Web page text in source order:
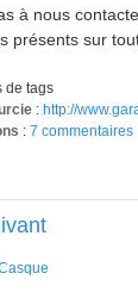
à nous
présents sur
de tags
: http://
: 7 commentaires